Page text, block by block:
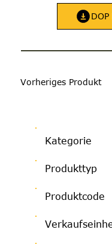
Kategorie
Produkttyp
Produktcode
Vorheriges Produkt